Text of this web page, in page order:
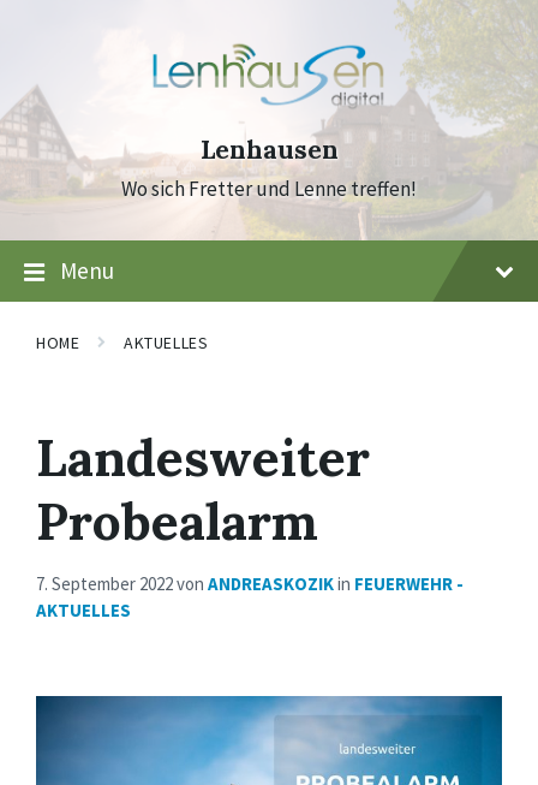
Lenhausen
Wo sich Fretter und Lenne treffen!
Menu
HOME AKTUELLES
Landesweiter
Probealarm
7. September 2022von ANDREASKOZIKin FEUERWEHR -
AKTUELLES